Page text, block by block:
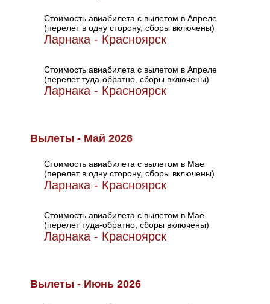
Стоимость авиабилета с вылетом в Апреле
(перелет в одну сторону, сборы включены)
Ларнака - Красноярск
Стоимость авиабилета с вылетом в Апреле
(перелет туда-обратно, сборы включены)
Ларнака - Красноярск
Вылеты - Май 2026
Стоимость авиабилета с вылетом в Мае
(перелет в одну сторону, сборы включены)
Ларнака - Красноярск
Стоимость авиабилета с вылетом в Мае
(перелет туда-обратно, сборы включены)
Ларнака - Красноярск
Вылеты - Июнь 2026